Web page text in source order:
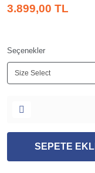
3.899,00 TL
Seçenekler
SEPETE